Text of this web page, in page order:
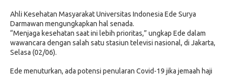
Ahli Kesehatan Masyarakat Universitas Indonesia Ede Surya
Darmawan mengungkapkan hal senada.
“Menjaga kesehatan saat ini lebih prioritas,” ungkap Ede dalam
wawancara dengan salah satu stasiun televisi nasional, di Jakarta,
Selasa (02/06).
Ede menuturkan, ada potensi penularan Covid-19 jika jemaah haji